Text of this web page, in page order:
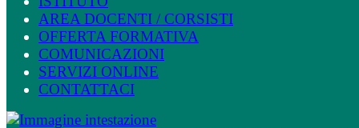
AREA DOCENTI / CORSISTI
OFFERTA FORMATIVA
COMUNICAZIONI
SERVIZI ONLINE
CONTATTACI